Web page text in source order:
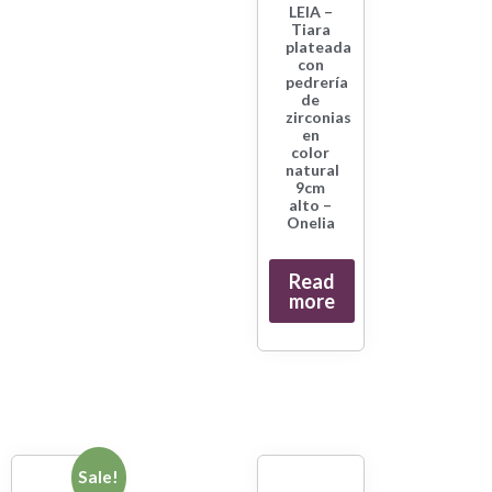
LEIA –
Tiara
plateada
con
pedrería
de
zirconias
en
color
natural
9cm
alto –
Onelia
Read
more
Sale!